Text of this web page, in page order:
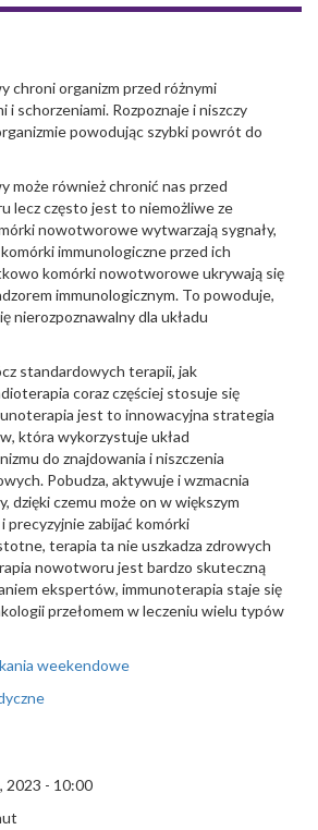
chroni organizm przed różnymi
i schorzeniami. Rozpoznaje i niszczy
powodując szybki powrót do
może również chronić nas przed
lecz często jest to niemożliwe ze
nowotworowe wytwarzają sygnały,
immunologiczne przed ich
komórki nowotworowe ukrywają się
immunologicznym. To powoduje,
nierozpoznawalny dla układu
standardowych terapii, jak
coraz częściej stosuje się
jest to innowacyjna strategia
która wykorzystuje układ
do znajdowania i niszczenia
Pobudza, aktywuje i wzmacnia
dzięki czemu może on w większym
precyzyjnie zabijać komórki
terapia ta nie uszkadza zdrowych
nowotworu jest bardzo skuteczną
ekspertów, immunoterapia staje się
przełomem w leczeniu wielu typów
weekendowe
2023 - 10:00